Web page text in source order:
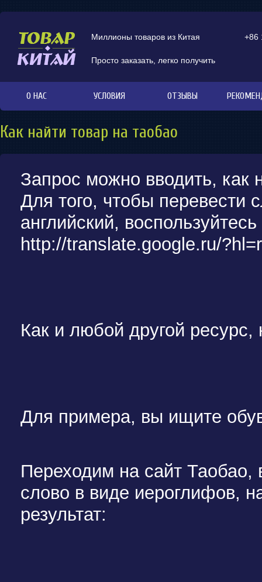
Миллионы товаров из Китая
Просто заказать, легко получить
+86
О НАС УСЛОВИЯ ОТЗЫВЫ
Как найти товар на таобао
Запрос можно вводить, как
Для того, чтобы перевести
английский,
http://translate.google.ru/
Как и любой другой
Для примера, вы ищите
Переходим на сайт Таобао,
слово в виде иероглифов,
результат: